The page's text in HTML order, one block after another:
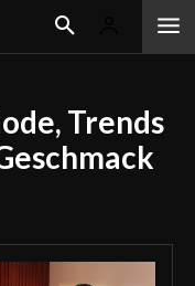
Trends